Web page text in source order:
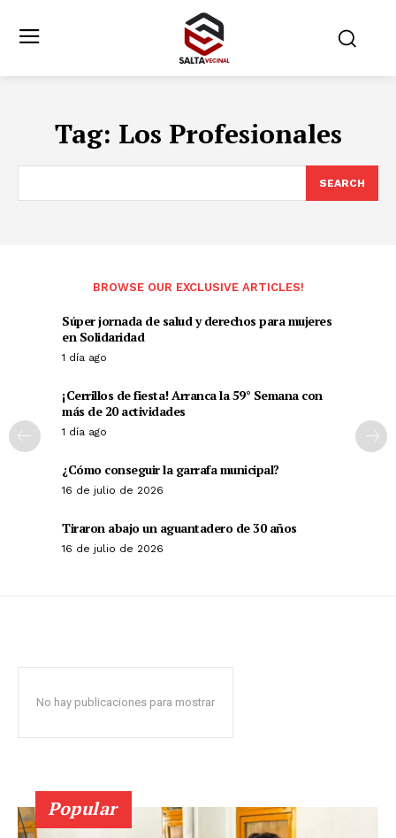
Tag: Los Profesionales
SEARCH
BROWSE OUR EXCLUSIVE ARTICLES!
Súper jornada de salud y derechos para mujeres
en Solidaridad
1 día ago
¡Cerrillos de fiesta! Arranca la 59° Semana con
más de 20 actividades
1 día ago
¿Cómo conseguir la garrafa municipal?
16 de julio de 2026
Tiraron abajo un aguantadero de 30 años
16 de julio de 2026
No hay publicaciones para mostrar
Popular